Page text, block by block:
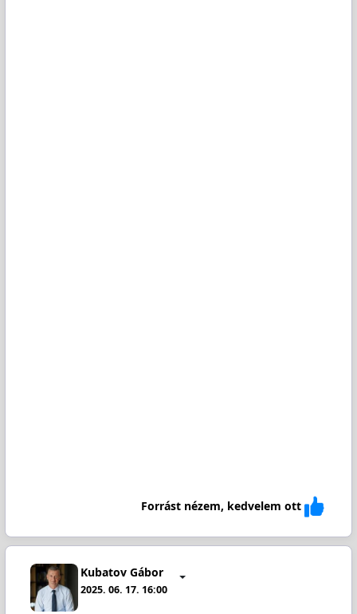
Forrást nézem, kedvelem ott
Kubatov Gábor
2025. 06. 17. 16:00